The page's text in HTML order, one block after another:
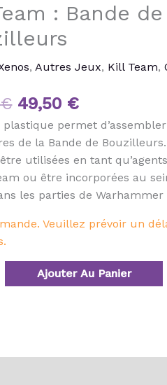
: Bande de
,Autres Jeux, Kill Team,
€
était :
55,00 €.
49,50 €
est :
plastique permet
de la Bande de
utilisées en tant
ou être incorporées au
les parties de Warhammer
Veuillez prévoir un
Ajouter Au Panier